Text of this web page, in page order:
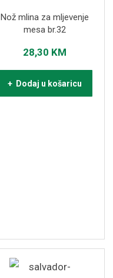
Nož mlina za mljevenje
mesa br.32
28,30 KM
+ Dodaj u košaricu